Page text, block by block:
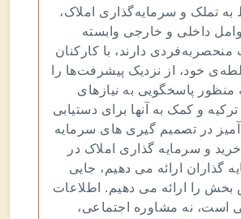
تملک و سرمایه‌گذاری املاک،
داخلی و خارجی وابسته
دارند، با کارکنان
خود، از نزدیک پیشرفت‌ها را
منظور پاسخگویی به نیازهای
و کمک به آنها برای دستیابی
آمیز در تصمیم گیری های سرمایه
و سرمایه گذاری املاک در
گذاران ارائه می دهیم، جایی
را ارائه می دهیم. اطلاعات
است، نه مشاوره اجتماعی،